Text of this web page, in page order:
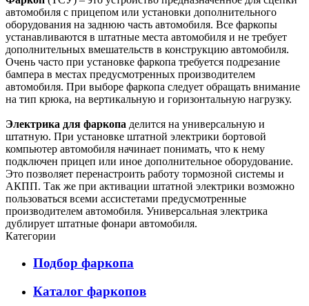
автомобиля с прицепом или установки дополнительного
оборудования на заднюю часть автомобиля. Все фаркопы
устанавливаются в штатные места автомобиля и не требует
дополнительных вмешательств в конструкцию автомобиля.
Очень часто при установке фаркопа требуется подрезание
бампера в местах предусмотренных производителем
автомобиля. При выборе фаркопа следует обращать внимание
на тип крюка, на вертикальную и горизонтальную нагрузку.
Электрика для фаркопа делится на универсальную и
штатную. При установке штатной электрики бортовой
компьютер автомобиля начинает понимать, что к нему
подключен прицеп или иное дополнительное оборудование.
Это позволяет перенастроить работу тормозной системы и
АКПП. Так же при активации штатной электрики возможно
пользоваться всеми ассистетами предусмотренные
производителем автомобиля. Универсальная электрика
дублирует штатные фонари автомобиля.
Категории
Подбор фаркопа
Каталог фаркопов